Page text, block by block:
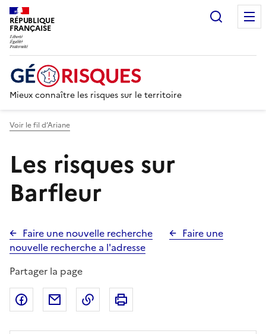
RÉPUBLIQUE
FRANÇAISE
Mieux connaître les risques sur le territoire
Voir le fil d’Ariane
Les risques sur
Barfleur
Faire une nouvelle recherche
Faire une
nouvelle recherche a l'adresse
Partager la page
Partager sur Facebook
Partager par emailCopier dans le presse-papier